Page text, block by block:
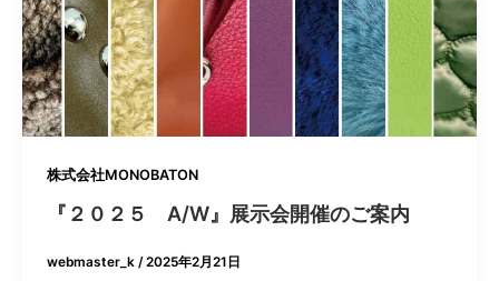
株式会社MONOBATON
『２０２５ A/W』展示会開催のご案内
webmaster_k/2025年2月21日